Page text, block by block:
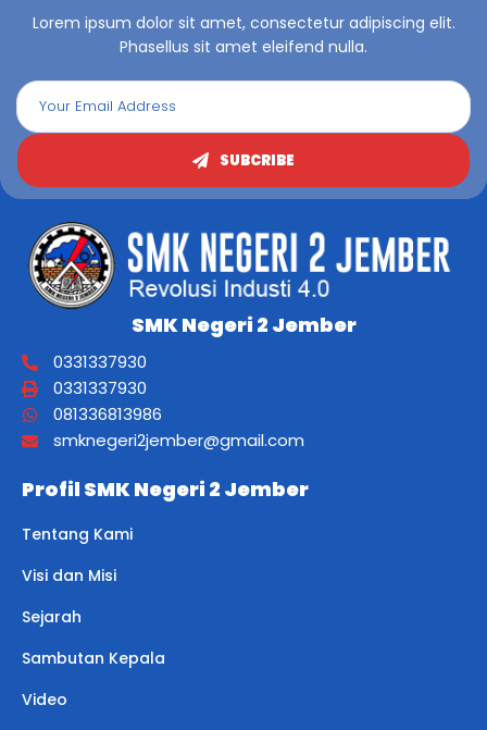
Lorem ipsum dolor sit amet, consectetur adipiscing elit.
Phasellus sit amet eleifend nulla.
SUBCRIBE
SMK Negeri 2 Jember
0331337930
0331337930
081336813986
smknegeri2jember@gmail.com
Profil SMK Negeri 2 Jember
Tentang Kami
Visi dan Misi
Sejarah
Sambutan Kepala
Video